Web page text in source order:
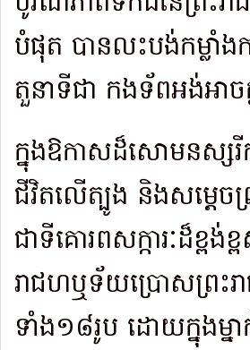
បំផុត បានលះបង់កម្លាំង
តួនាទីជា កងទ័ពអង់អាចក្
ក្នុងឱកាសដ៏សោមនស្សរី
ជីវិតលើត្បូង និងសម្តេចព្រ
ជាទីគោរពសក្ការៈដ៏ខ្ពង់
រាជហឬទ័យប្រោសព្រះ
ទាំង១៨រូប ដោយក្នុង